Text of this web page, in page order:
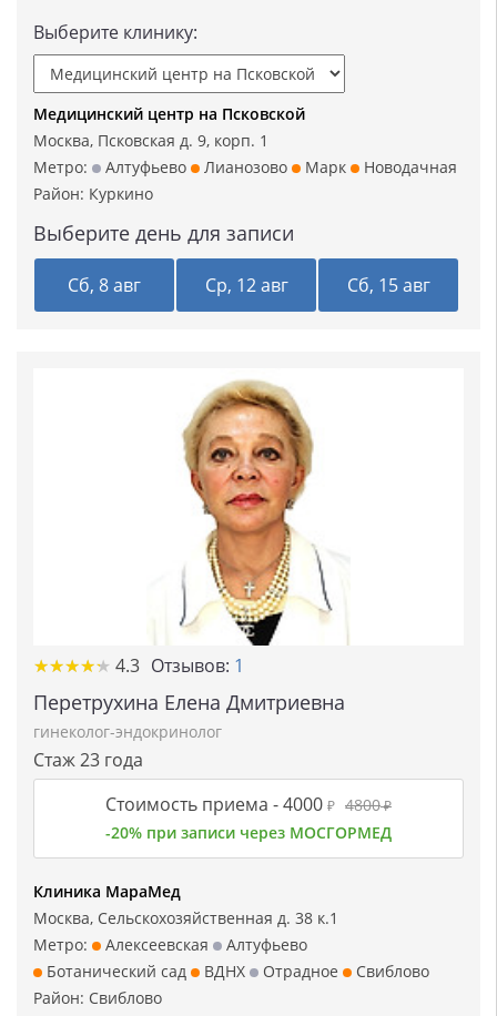
Выберите клинику:
Медицинский центр на Псковской
Москва, Псковская д. 9, корп. 1
Метро:
Алтуфьево Лианозово Марк
Новодачная
Район: Куркино
Выберите день для записи
Сб, 8 авг Ср, 12 авг Сб, 15 авг
★★★★★
★★★★★ 4.3 Отзывов: 1
Перетрухина Елена Дмитриевна
гинеколог-эндокринолог
Стаж 23 года
Стоимость приема -4000 ₽ 4800₽
-20% при записи через МОСГОРМЕД
Клиника МараМед
Москва, Сельскохозяйственная д. 38 к.1
Метро:
Алексеевская
Алтуфьево
Ботанический сад
ВДНХ Отрадное
Свиблово
Район: Свиблово